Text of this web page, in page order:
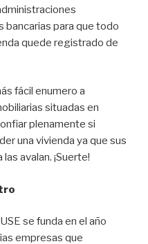
para que todo
quede registrado de
fácil enumero a
situadas en
plenamente si
una vivienda ya que sus
avalan. ¡Suerte!
se funda en el año
empresas que